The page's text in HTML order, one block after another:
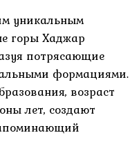
уникальным
горы Хаджар
потрясающие
формациями.
возраст
лет, создают